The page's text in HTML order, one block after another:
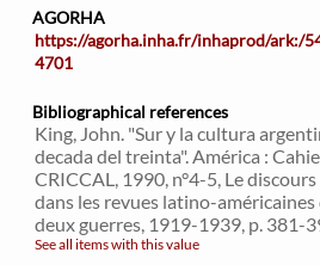
AGORHA
https://agorha.inha.fr/inhaprod/ark:/
4701
Bibliographical references
King, John. "Sur y la cultura
decada del treinta". América :
CRICCAL, 1990, n°4-5, Le
dans les revues latino-américaines
deux guerres, 1919-1939, p. 381-
See all items with this value